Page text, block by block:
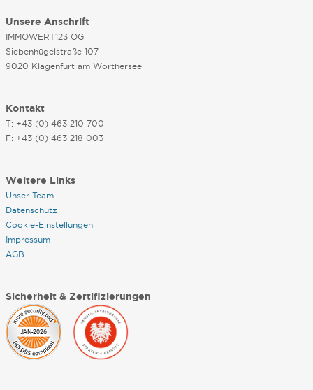
Unsere Anschrift
IMMOWERT123 OG
Siebenhügelstraße 107
9020 Klagenfurt am Wörthersee
Kontakt
T: +43 (0) 463 210 700
F: +43 (0) 463 218 003
Weitere Links
Unser Team
Datenschutz
Cookie-Einstellungen
Impressum
AGB
Sicherheit & Zertifizierungen